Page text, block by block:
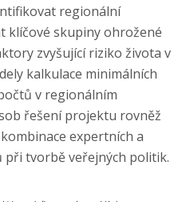
regionální
klíčové skupiny ohrožené
zvyšující riziko života v
kalkulace minimálních
v regionálním
řešení projektu rovněž
expertních a
tvorbě veřejných politik.